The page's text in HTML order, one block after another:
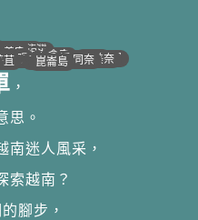
｜北寧
下龍灣
洋
清化
義安
• 峴港
• 會安
• 歸仁
美蜀 •
大叻 ••芽莊｜潘郎
•潘切｜美奈
平陽 •
•• 同奈
• 頭頓
苴 •崑崙島
，
思。
南迷人風采，
索越南？
腳步，